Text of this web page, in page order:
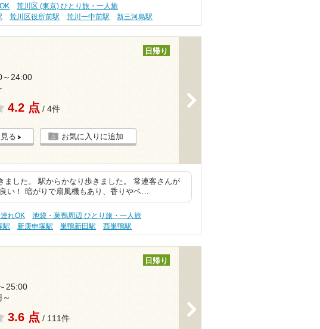
荒川区 (東京) ひとり旅・一人旅
荒川区役所前駅 荒川一中前駅 新三河島駅
日帰り
～24:00
4.2 点 / 4件
る お気に入りに追加
ました。 駅からかなり歩きました。 常連客さんが
い！ 暗がりで扇風機もあり、香りやベ…
れOK
池袋・巣鴨周辺 ひとり旅・一人旅
駅 新庚申塚駅 巣鴨新田駅 西巣鴨駅
日帰り
25:00
3.6 点 / 111件